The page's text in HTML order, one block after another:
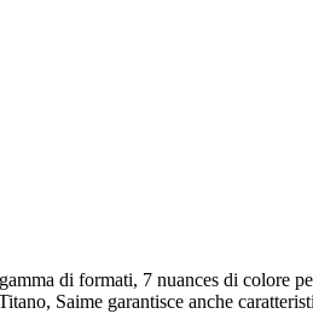
di formati, 7 nuances di colore
Saime garantisce anche